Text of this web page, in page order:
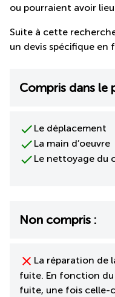
ou pourraient avoir
Suite à cette
un devis spécifique
Compris dans le
Le déplacement
La main d’oeuvre
Le nettoyage du
Non compris :
La réparation de
fuite. En fonction
fuite, une fois celle-